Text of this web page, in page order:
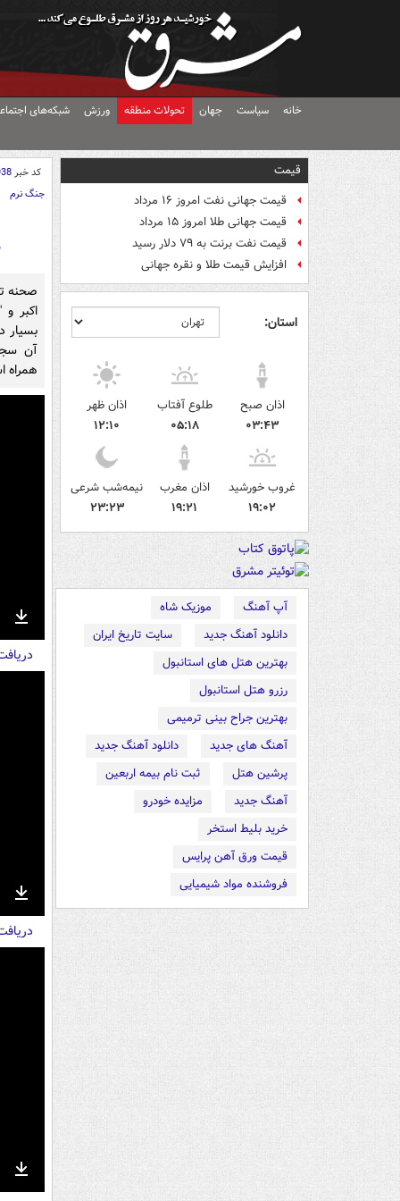
خانه سیاست جهان تحولات منطقه ورزش شبکه‌های
قیمت
قیمت جهانی نفت امروز ۱۶ مرداد
قیمت جهانی طلا امروز ۱۵ مرداد
قیمت نفت برنت به ۷۹ دلار رسید
افزایش قیمت طلا و نقره جهانی
استان:
اذان صبح
۰۳:۴۳
طلوع آفتاب
۰۵:۱۸
اذان ظهر
۱۲:۱۰
غروب خورشید
۱۹:۰۲
اذان مغرب
۱۹:۲۱
نیمه‌شب شرعی
۲۳:۲۳
آپ آهنگ
موزیک شاه
دانلود آهنگ جدید
سایت تاریخ ایران
بهترین هتل های استانبول
رزرو هتل استانبول
بهترین جراح بینی ترمیمی
آهنگ های جدید
دانلود آهنگ جدید
پرشین هتل
ثبت نام بیمه اربعین
آهنگ جدید
مزایده خودرو
خرید بلیط استخر
قیمت ورق آهن پرایس
فروشنده مواد شیمیایی
کد خبر
جنگ نرم
صحنه
اكبر
بسیار
آن
همراه
Download